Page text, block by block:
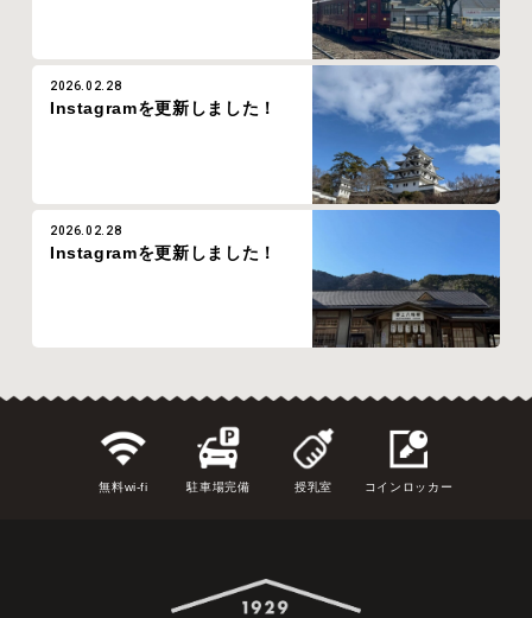
2026.02.28
Instagramを更新しました！
2026.02.28
Instagramを更新しました！
無料wi-fi 駐車場完備 授乳室 コインロッカー